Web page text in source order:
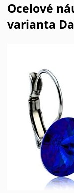
Ocelové náušnice - Dark Sapphire >
varianta